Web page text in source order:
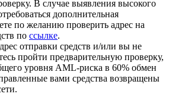
В случае выявления высокого
дополнительная
по желанию проверить адрес на
по ссылке.
отправки средств и/или вы не
пройти предварительную проверку,
уровня AML-риска в 60% обмен
вами средства возвращены